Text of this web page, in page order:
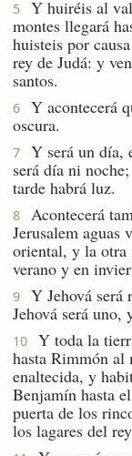
5
Y huiréis al
montes llegará
huisteis por
rey de Judá: y
santos.
6
Y acontecerá
oscura.
7
Y será un día,
será día ni
tarde habrá luz.
8
Acontecerá
Jerusalem aguas
oriental, y la otra
verano y en
9
Y Jehová será
Jehová será uno,
10
Y toda la
hasta Rimmón al
enaltecida, y
Benjamín hasta
puerta de los
los lagares del